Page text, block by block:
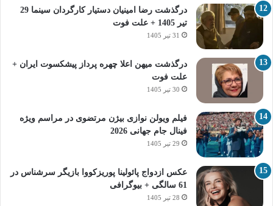
درگذشت رضا امینیان دستیار کارگردان سینما 29
تیر 1405 + علت فوت
31 تیر 1405
درگذشت میهن اعلا چهره پرداز پیشکسوت ایران +
علت فوت
30 تیر 1405
فیلم ویولن نوازی بیژن مرتضوی در مراسم ویژه
فینال جام جهانی 2026
29 تیر 1405
عکس ازدواج پائولینا پوریزکووا بازیگر سرشناس در
61 سالگی + بیوگرافی
28 تیر 1405